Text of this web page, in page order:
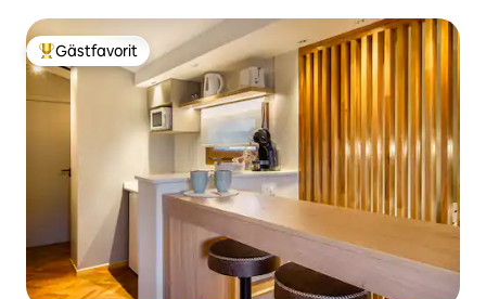
Populär gästfavorit
Gästfavorit